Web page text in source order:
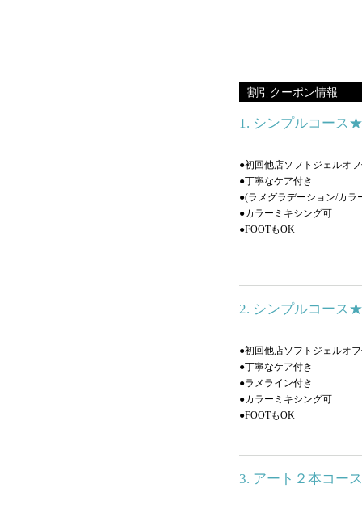
割引クーポン情報
1. シンプルコース
●初回他店ソフトジェルオ
●丁寧なケア付き
●(ラメグラデーション/カラ
●カラーミキシング可
●FOOTもOK
2. シンプルコース
●初回他店ソフトジェルオ
●丁寧なケア付き
●ラメライン付き
●カラーミキシング可
●FOOTもOK
3. アート２本コー